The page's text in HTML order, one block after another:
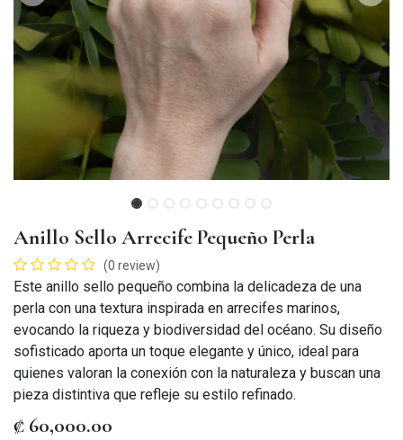
Anillo Sello Arrecife Pequeño Perla
(0 review)
Este anillo sello pequeño combina la delicadeza de una
perla con una textura inspirada en arrecifes marinos,
evocando la riqueza y biodiversidad del océano. Su diseño
sofisticado aporta un toque elegante y único, ideal para
quienes valoran la conexión con la naturaleza y buscan una
pieza distintiva que refleje su estilo refinado.
₡ 60,000.00